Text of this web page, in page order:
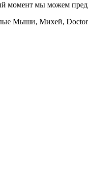
момент мы можем
Мыши, Михей,